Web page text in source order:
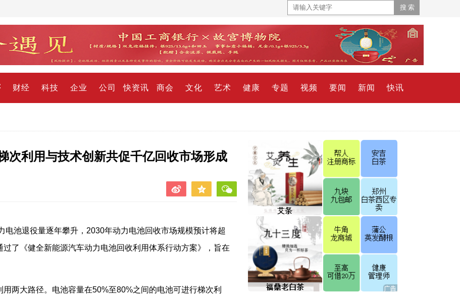
财经 科技 企业 公司 快资讯 商会 文化 艺术 健康 专题 视频 要闻 新闻 快讯
次利用与技术创新共促千亿回收市场形成
电池退役量逐年攀升，2030年动力电池回收市场规模预计将超
了《健全新能源汽车动力电池回收利用体系行动方案》，旨在
两大路径。电池容量在50%至80%之间的电池可进行梯次利